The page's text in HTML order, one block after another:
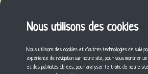
Nous utilisons des cookies
Nous utilisons des cookies et d'autres technologies de suivi
expérience de navigation sur notre site, pour vous montrer un
et des publicités ciblées, pour analyser le trafic de notre
Altered: Seeds of Unity
Cette fiche vous a plu ?